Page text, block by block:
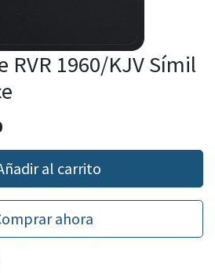
RVR 1960/KJV Símil
al carrito
ahora